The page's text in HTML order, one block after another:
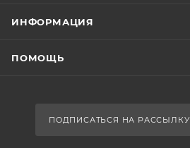
ИНФОРМАЦИЯ
ПОМОЩЬ
ПОДПИСАТЬСЯ НА РАССЫЛКУ